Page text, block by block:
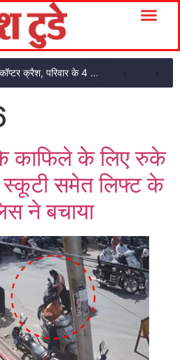
ब्राजील के रियो डी जेनेरियो में हेलीकॉप्टर क्रैश, परिवार के 4 सदस्यों की मौत
काफिले के लिए रुके
समेत लिफ्ट के
ने बचाया